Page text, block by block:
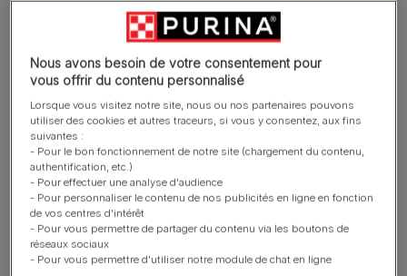
Les chats se font les griffesnon seulement pour les
entretenir, mais aussi pour marquer leur territoire en
laissant une marque visible et olfactive. Certains chats
mâchent également des matières comme le cuir, le tissu
et le carton parfois de manière compulsive, signe d’un
mal-être.
Que faire si mon chat fait ses
Nous avons besoin de votre consentement pour
vous offrir du contenu personnalisé
Lorsque vous visitez notre site, nous ou nos partenaires pouvons
utiliser des cookies et autres traceurs, si vous y consentez, aux fins
suivantes :
- Pour le bon fonctionnement de notre site (chargement du contenu,
authentification, etc.)
- Pour effectuer une analyse d'audience
- Pour personnaliser le contenu de nos publicités en ligne en fonction
de vos centres d'intérêt
- Pour vous permettre de partager du contenu via les boutons de
réseaux sociaux
- Pour vous permettre d'utiliser notre module de chat en ligne